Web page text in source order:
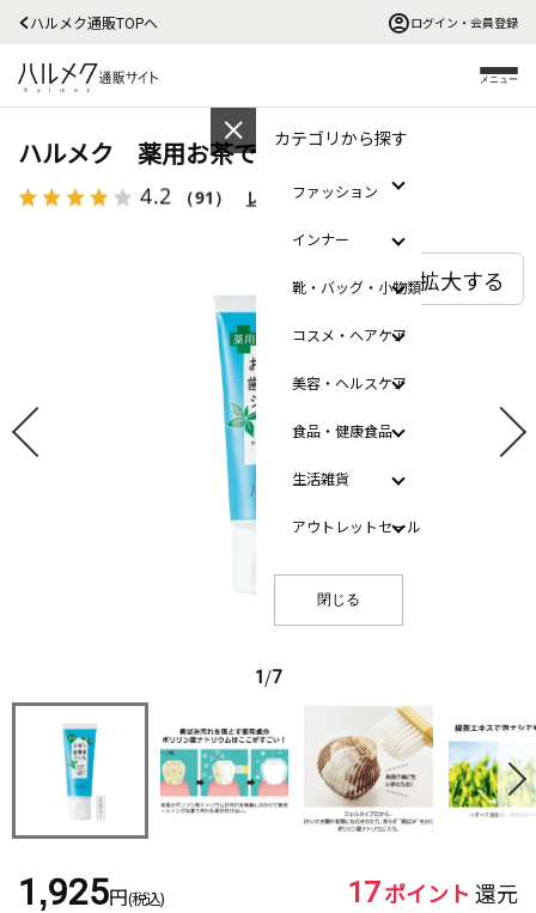
ハルメク通販TOPへ ログイン・会員登録
メニュー
カテゴリから探す
ファッション
インナー
靴・バッグ・小物類
コスメ・ヘアケア
美容・ヘルスケア
食品・健康食品
生活雑貨
アウトレットセール
閉じる
ハルメク 薬用お茶で歯磨きジェル
4.2 （91） レビューを見る
拡大する
1/7
1,925円(税込) 17ポイント 還元